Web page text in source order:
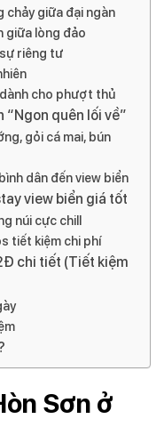
chảy giữa đại ngàn
giữa lòng đảo
sự riêng tư
cho phượt thủ
“Ngon quên lối về”
gỏi cá mai, bún
dân đến view biển
view biển giá tốt
núi cực chill
tiết kiệm chi phí
chi tiết (Tiết kiệm
Sơn ở